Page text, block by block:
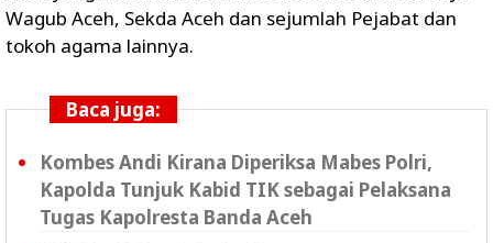
Wagub Aceh, Sekda Aceh dan sejumlah Pejabat dan
tokoh agama lainnya.
Baca juga:
Kombes Andi Kirana Diperiksa Mabes Polri,
Kapolda Tunjuk Kabid TIK sebagai Pelaksana
Tugas Kapolresta Banda Aceh